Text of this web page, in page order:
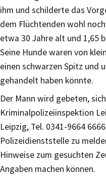
ihm und schilderte das
dem Flüchtenden wohl
etwa 30 Jahre alt und 1,65
Seine Hunde waren von
einen schwarzen Spitz und
gehandelt haben könnte.
Der Mann wird gebeten,
Kriminalpolizeiinspektion
Leipzig, Tel. 0341-9664
Polizeidienststelle zu
Hinweise zum gesuchten
Angaben machen können.